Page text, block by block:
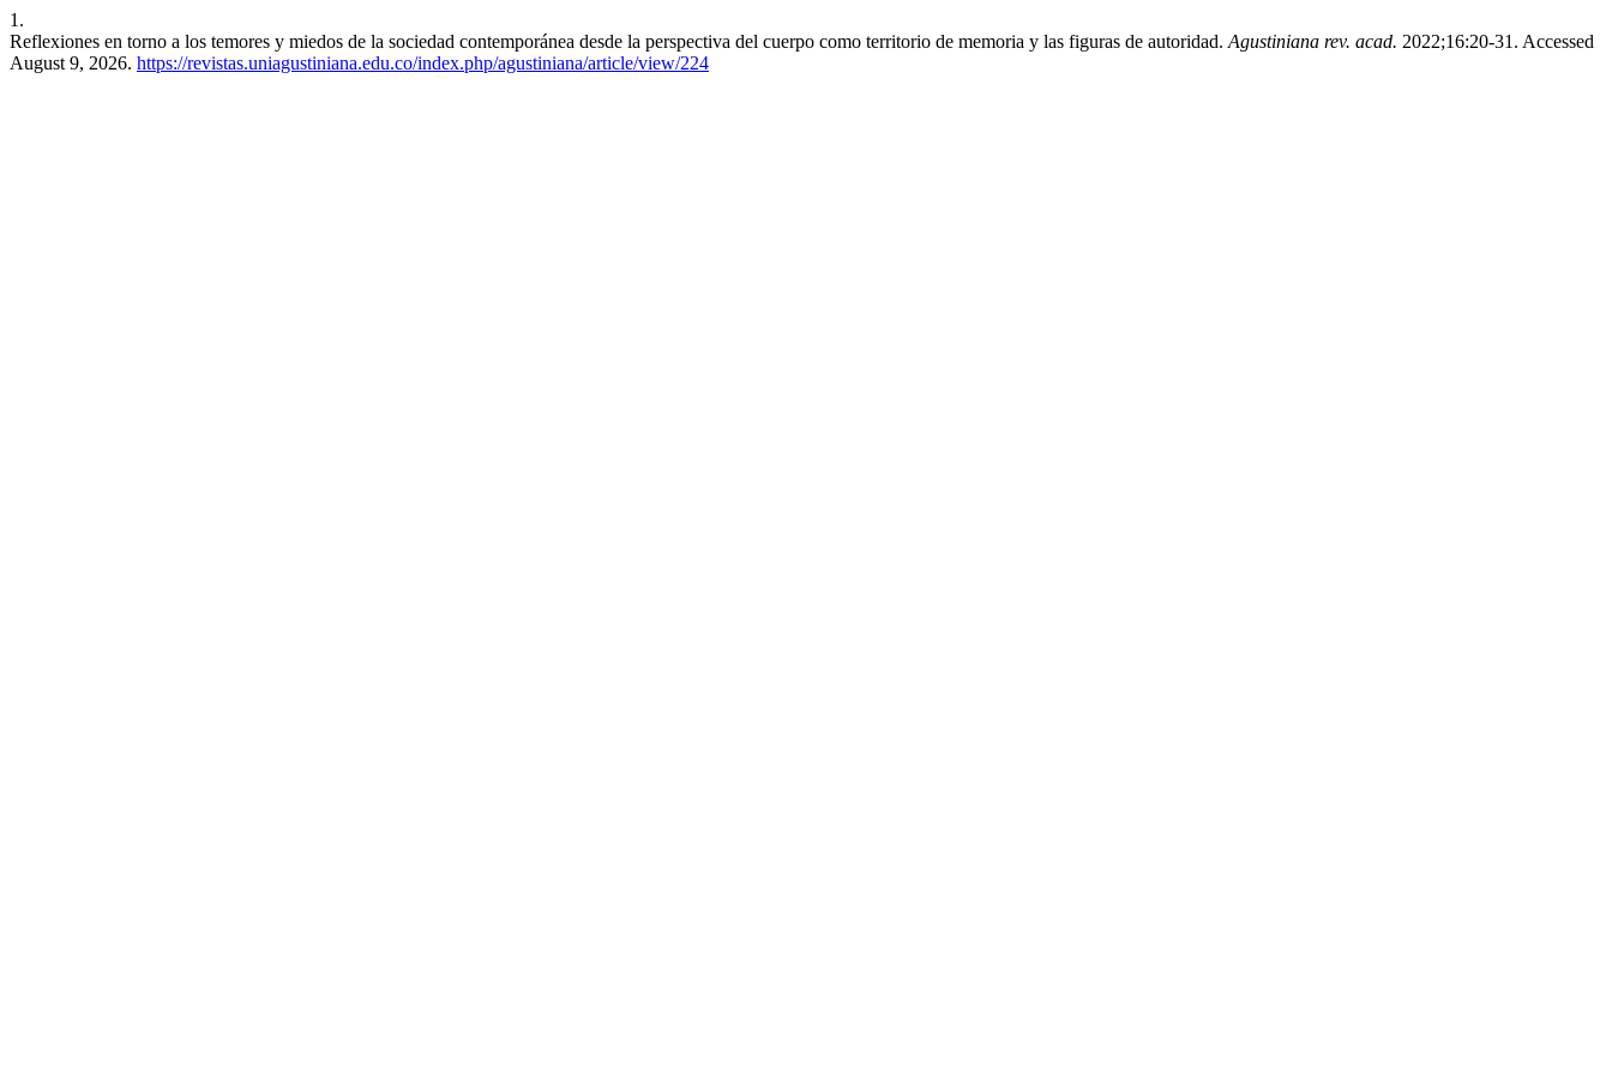
1.
Reflexiones en torno a los temores y miedos de la sociedad contemporánea desde la perspectiva del cuerpo como territorio de memoria y las figuras de autoridad. Agustiniana rev. acad. 2022;16:20-31. Accessed
August 9, 2026. https://revistas.uniagustiniana.edu.co/index.php/agustiniana/article/view/224